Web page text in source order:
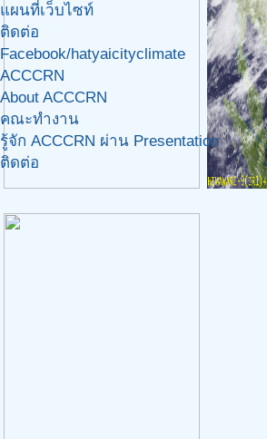
แผนที่เว็บไซท์
ติดต่อ
Facebook/hatyaicityclimate
ACCCRN
About ACCCRN
คณะทำงาน
รู้จัก ACCCRN ผ่าน Presentation
ติดต่อ